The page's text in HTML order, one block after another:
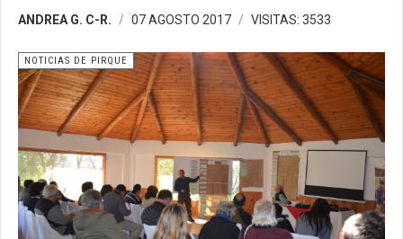
ANDREA G. C-R. 07 AGOSTO 2017 VISITAS: 3533
NOTICIAS DE PIRQUE